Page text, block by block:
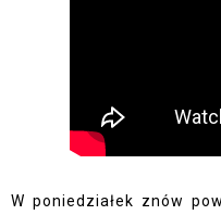
W poniedziałek znów